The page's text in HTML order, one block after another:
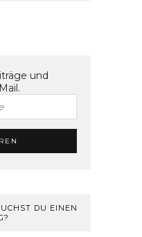
und
DU EINEN